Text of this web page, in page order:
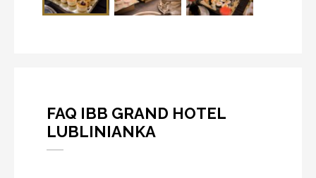
FAQ IBB GRAND HOTEL
LUBLINIANKA